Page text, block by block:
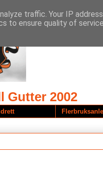
Gutter 2002
traffic. Your IP
to ensure quality of